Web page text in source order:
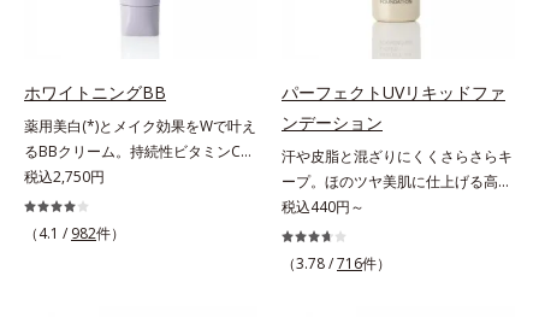
コリン・メタクリル酸ブチル共重合
体液*2 メラニンの生成を抑え、シ
ミ・ソバカスを防ぐ*3 日本化粧品
業界で初めてメラニンの第三のルー
トに着目し、日本放射線影響学会第
53回大会で2010年10月に初めて発
乾性肌）*1 シミ・ソバカスが肌表
*3 うるおいにより透明感のある肌
*4 日本化粧品業界で初めてメラニ
射線影響学会第53回大会で2010年
10月に初めて発表したこと*5 うる
おいによる*6 メラノサイトまで*7
L-アスコルビン酸 2-グルコシド*8
L-アスコルビン酸 2-グルコシド、パ
わかりました。そこでオルビス ブ
ライト シリーズは「メラニンにじ
C(*7)」を採用。肌奥(*5)まで浸透
ラニンの生成を食い止めます。また
オルビス独自成分の「ブライトVC
コンプレックス(*8)」が、透明感を
阻害する原因(*9)にアプローチしま
す。さらに肌表面のなめらかさやみ
(*2)と外側、両方からのWアプロー
かけてダウンしていくハリの低下を
予防。朝の“ピーク肌”が長時間続き
アップさせる効果(*4)があり、朝の
メイク前のスキンケアにぴったり。
オイルカットでベタつかないので、
すぐにメイクが始められます。*1
乾燥など *2 角層内 *3 ちり・ほこ
り等 *4 メイクアップ効果による
ホワイトニングBB
薬用美白(*)とメイク効果をWで叶え
るBBクリーム。持続性ビタミンC誘
導体で美白しながらくすみのない軽
やか美肌を長時間キープ。メイクし
ながら日中美白(*)効果も発揮する、
税込2,750円
（4.1 / 982件）
パーフェクトUVリキッドファ
ンデーション
汗や皮脂と混ざりにくくさらさらキ
ープ。ほのツヤ美肌に仕上げる高
SPFファンデ。SPF50・PA++++で紫
外線を強力カットしながら、さらさ
ら美肌が10時間(*)続くリキッドフ
税込440円～
（3.78 /716件）